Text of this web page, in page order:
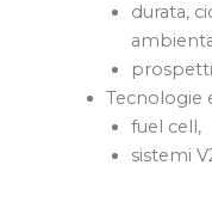
durata,
Tecnologie
fuel cell,
sistemi